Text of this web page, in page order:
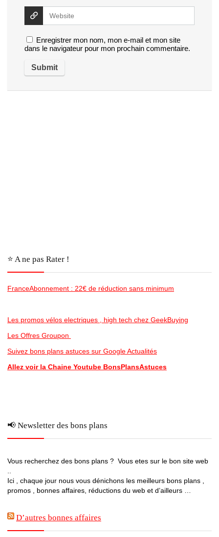
Enregistrer mon nom, mon e-mail et mon site
dans le navigateur pour mon prochain commentaire.
⭐️ A ne pas Rater !
FranceAbonnement : 22€ de réduction sans minimum
Les promos vélos electriques , high tech chez GeekBuying
Les Offres Groupon
Suivez bons plans astuces sur Google Actualités
Allez voir la Chaine Youtube BonsPlansAstuces
📢 Newsletter des bons plans
Vous recherchez des bons plans ? Vous etes sur le bon site web
Ici , chaque jour nous vous dénichons les meilleurs bons plans ,
promos , bonnes affaires, réductions du web et d’ailleurs …
D’autres bonnes affaires